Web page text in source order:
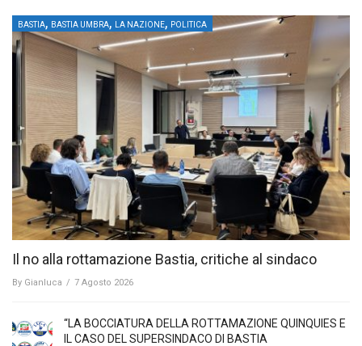
BASTIA, BASTIA UMBRA, LA NAZIONE, POLITICA
Il no alla rottamazione Bastia, critiche al sindaco
By Gianluca / 7 Agosto 2026
“LA BOCCIATURA DELLA ROTTAMAZIONE QUINQUIES E
IL CASO DEL SUPERSINDACO DI BASTIA